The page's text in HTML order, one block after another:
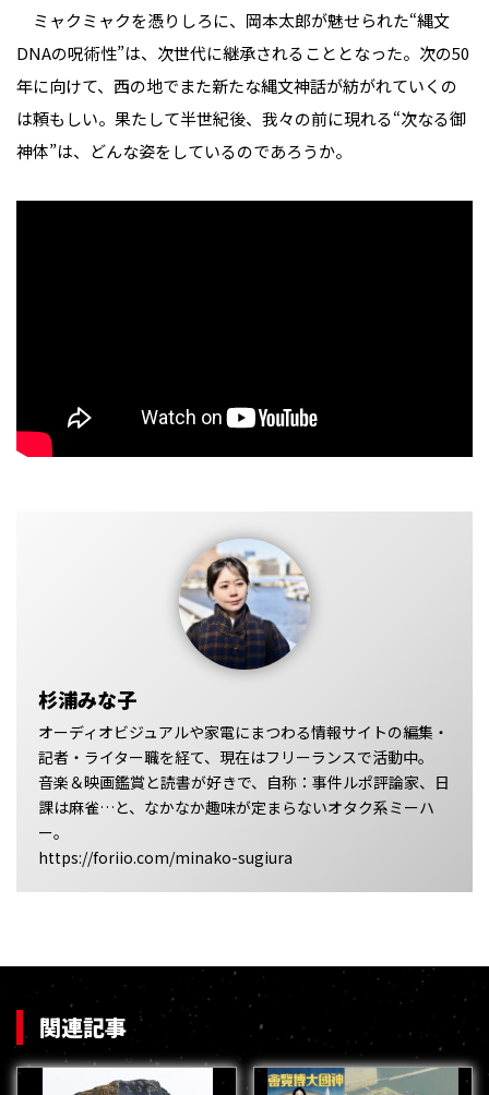
ミャクミャクを憑りしろに、岡本太郎が魅せられた“縄文
DNAの呪術性”は、次世代に継承されることとなった。次の50
年に向けて、西の地でまた新たな縄文神話が紡がれていくの
は頼もしい。果たして半世紀後、我々の前に現れる“次なる御
神体”は、どんな姿をしているのであろうか。
杉浦みな子
オーディオビジュアルや家電にまつわる情報サイトの編集・
記者・ライター職を経て、現在はフリーランスで活動中。
音楽＆映画鑑賞と読書が好きで、自称：事件ルポ評論家、日
課は麻雀…と、なかなか趣味が定まらないオタク系ミーハ
ー。
https://foriio.com/minako-sugiura
関連記事